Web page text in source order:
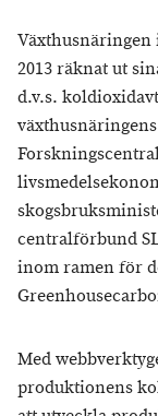
2013 räknat ut
d.v.s.
centralförbund
inom ramen för
Med
produktionens